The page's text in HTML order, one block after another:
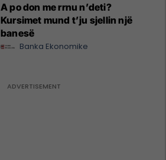
A po don me rrnu n’deti?
Kursimet mund t’ju sjellin një
banesë
Banka Ekonomike